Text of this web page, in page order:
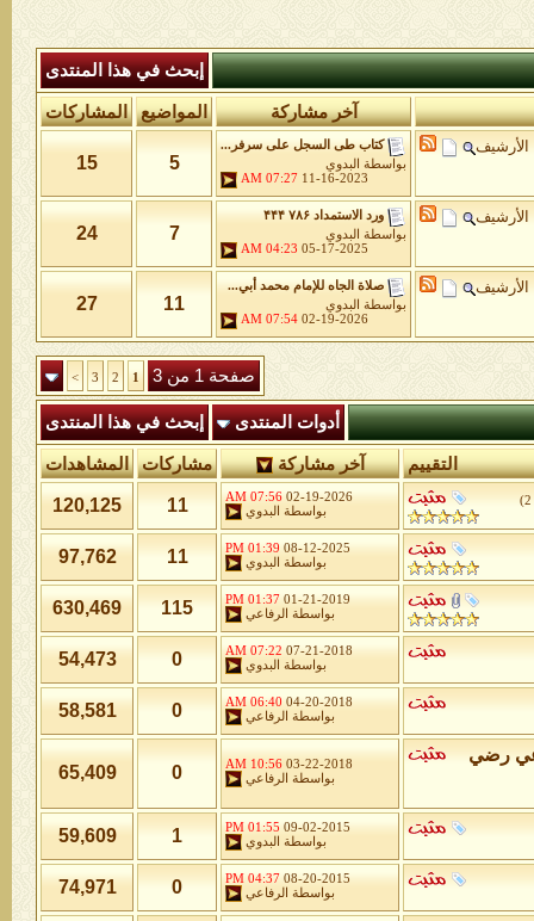
إبحث في هذا المنتدى
آخر مشاركة المواضيع المشاركات
الأرشيف
كتاب طى السجل على سرفر...
بواسطة
البدوي
11-16-2023
07:27 AM
5
15
الأرشيف
ورد الاستمداد ۷۸۶ ۴۴۴
بواسطة
البدوي
05-17-2025
04:23 AM
7
24
الأرشيف
صلاة الجاه للإمام محمد أبي...
بواسطة
البدوي
02-19-2026
07:54 AM
11
27
صفحة 1 من 3 1
2
3
>
أدوات المنتدى إبحث في هذا المنتدى
التقييم آخر مشاركة مشاركات المشاهدات
2
)
02-19-2026
07:56 AM
بواسطة
البدوي 11
120,125
08-12-2025
01:39 PM
بواسطة
البدوي 11
97,762
01-21-2019
01:37 PM
بواسطة
الرفاعي 115
630,469
07-21-2018
07:22 AM
بواسطة
البدوي 0
54,473
04-20-2018
06:40 AM
بواسطة
الرفاعي 0
58,581
رضي 03-22-2018
10:56 AM
بواسطة
الرفاعي 0
65,409
09-02-2015
01:55 PM
بواسطة
البدوي 1
59,609
08-20-2015
04:37 PM
بواسطة
الرفاعي 0
74,971